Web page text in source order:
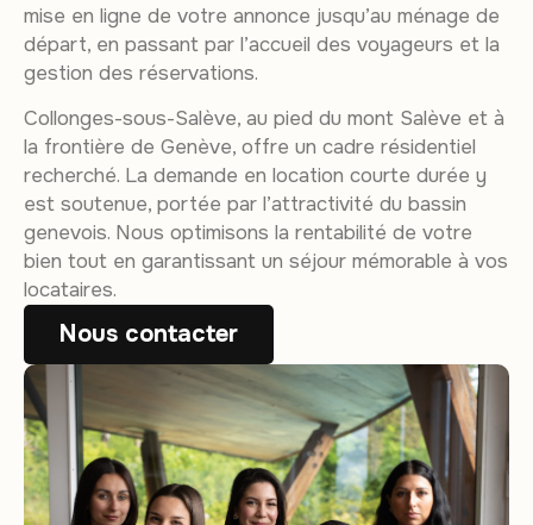
mise en ligne de votre annonce jusqu’au ménage de
départ, en passant par l’accueil des voyageurs et la
gestion des réservations.
Collonges-sous-Salève, au pied du mont Salève et à
la frontière de Genève, offre un cadre résidentiel
recherché. La demande en location courte durée y
est soutenue, portée par l’attractivité du bassin
genevois. Nous optimisons la rentabilité de votre
bien tout en garantissant un séjour mémorable à vos
locataires.
Nous contacter